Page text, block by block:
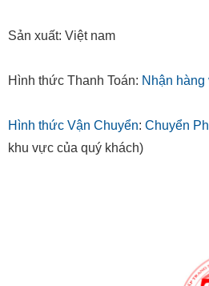
Sản xuất: Việt nam
Hình thức Thanh Toán: Nhận hàng
Hình thức Vận Chuyển: Chuyển
khu vực của quý khách)